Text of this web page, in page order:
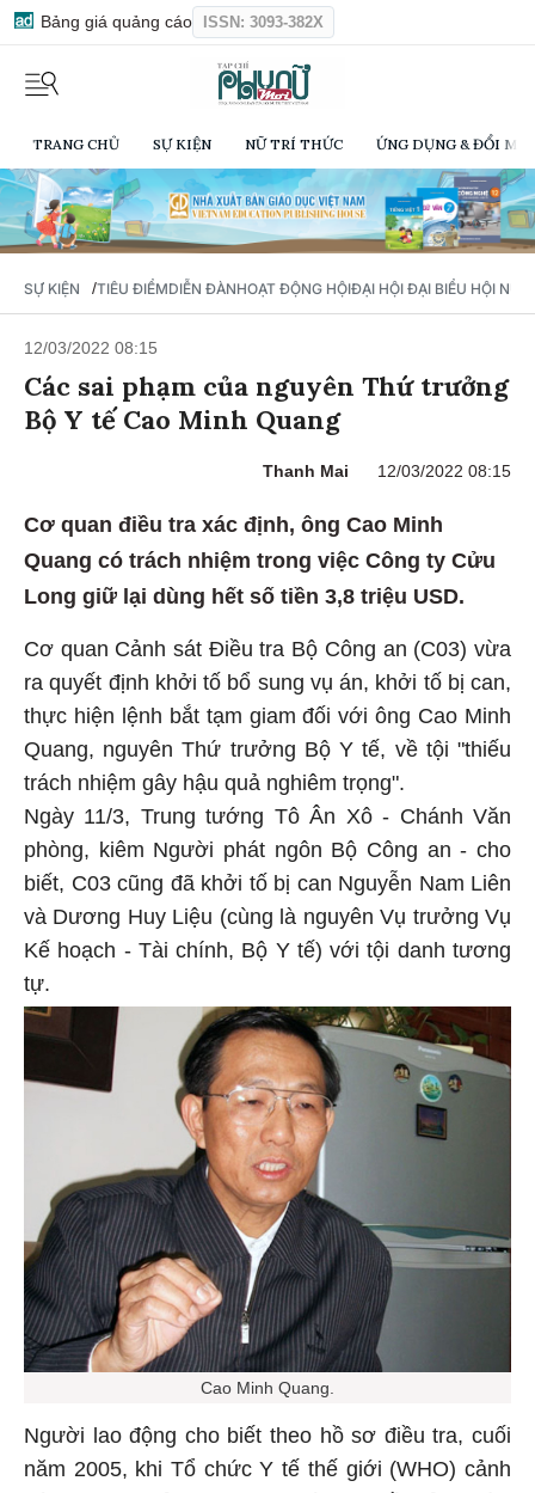
Bảng giá quảng cáo ISSN: 3093-382X
TRANG CHỦ SỰ KIỆN NỮ TRÍ THỨC ỨNG DỤNG & ĐỔI
SỰ KIỆN / TIÊU ĐIỂMDIỄN ĐÀNHOẠT ĐỘNG HỘIĐẠI HỘI ĐẠI BIỂU HỘI NỮ
12/03/2022 08:15
Các sai phạm của nguyên Thứ trưởng
Bộ Y tế Cao Minh Quang
Thanh Mai 12/03/2022 08:15
Cơ quan điều tra xác định, ông Cao Minh
Quang có trách nhiệm trong việc Công ty Cửu
Long giữ lại dùng hết số tiền 3,8 triệu USD.
Cơ quan Cảnh sát Điều tra Bộ Công an (C03) vừa
ra quyết định khởi tố bổ sung vụ án, khởi tố bị can,
thực hiện lệnh bắt tạm giam đối với ông Cao Minh
Quang, nguyên Thứ trưởng Bộ Y tế, về tội "thiếu
trách nhiệm gây hậu quả nghiêm trọng".
Ngày 11/3, Trung tướng Tô Ân Xô - Chánh Văn
phòng, kiêm Người phát ngôn Bộ Công an - cho
biết, C03 cũng đã khởi tố bị can Nguyễn Nam Liên
và Dương Huy Liệu (cùng là nguyên Vụ trưởng Vụ
Kế hoạch - Tài chính, Bộ Y tế) với tội danh tương
tự.
Cao Minh Quang.
Người lao động cho biết theo hồ sơ điều tra, cuối
năm 2005, khi Tổ chức Y tế thế giới (WHO) cảnh